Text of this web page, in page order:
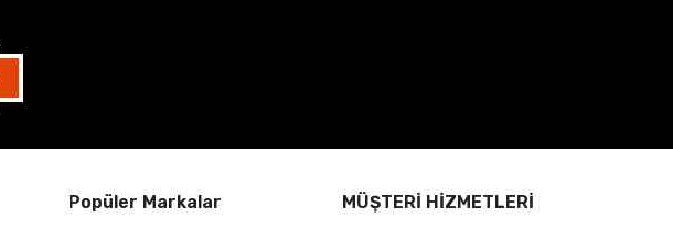
Popüler Markalar MÜŞTERİ HİZMETLERİ